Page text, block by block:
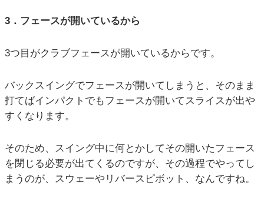
3．フェースが開いているから
3つ目がクラブフェースが開いているからです。
バックスイングでフェースが開いてしまうと、そのまま
打てばインパクトでもフェースが開いてスライスが出や
すくなります。
そのため、スイング中に何とかしてその開いたフェース
を閉じる必要が出てくるのですが、その過程でやってし
まうのが、スウェーやリバースピボット、なんですね。